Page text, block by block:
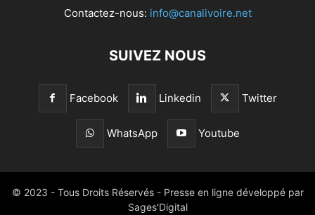
Contactez-nous: info@canalivoire.net
SUIVEZ NOUS
Facebook Linkedin Twitter
WhatsApp Youtube
© 2023 - Tous Droits Réservés - Presse en ligne développé par
Sages'Digital